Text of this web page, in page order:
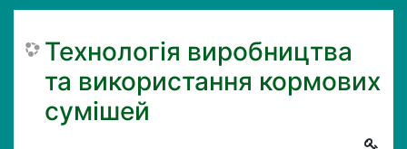
Технологія виробництва
та використання кормових
сумішей